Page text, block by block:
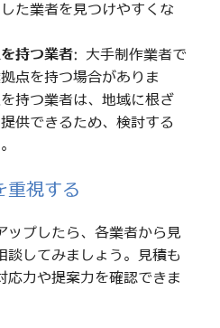
た業者を見つけやすくな
持つ業者: 大手制作業者で
点を持つ場合がありま
持つ業者は、地域に根ざ
供できるため、検討する
重視する
ップしたら、各業者から見
談してみましょう。見積も
応力や提案力を確認できま